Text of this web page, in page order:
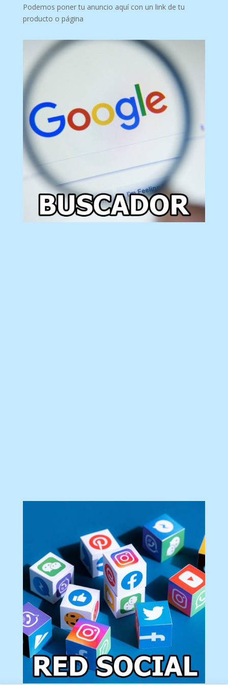
Podemos poner tu anuncio aquí con un link de tu
producto o página